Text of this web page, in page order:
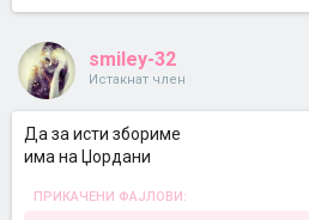
smiley-32
Истакнат член
Да за исти збориме
има на Џордани
ПРИКАЧЕНИ ФАЈЛОВИ: